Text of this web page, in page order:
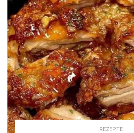
REZEPTE